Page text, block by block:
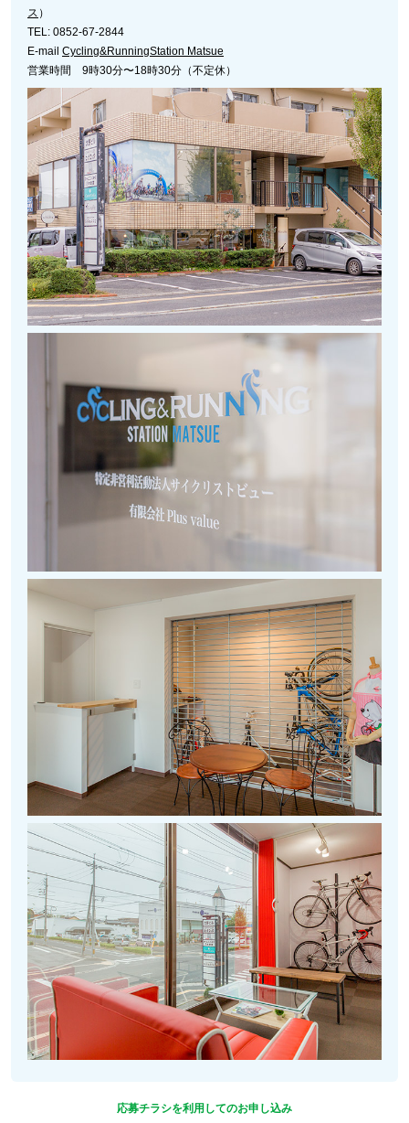
ス ）
TEL: 0852-67-2844
E-mail Cycling&RunningStation Matsue
営業時間 9時30分〜18時30分（不定休）
応募チラシを利用してのお申し込み